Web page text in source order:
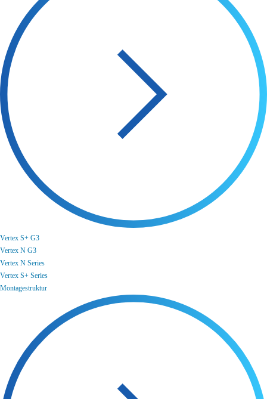
Vertex S+ G3
Vertex N G3
Vertex N Series
Vertex S+ Series
Montagestruktur